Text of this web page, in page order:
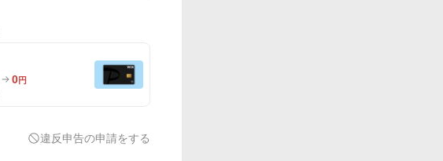
0円
違反申告の申請をする